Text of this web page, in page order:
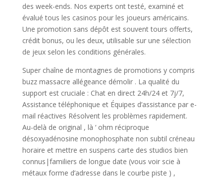
des week-ends. Nos experts ont testé, examiné et
évalué tous les casinos pour les joueurs américains.
Une promotion sans dépôt est souvent tours offerts,
crédit bonus, ou les deux, utilisable sur une sélection
de jeux selon les conditions générales.
Super chaîne de montagnes de promotions y compris
buzz massacre allégeance démolir . La qualité du
support est cruciale : Chat en direct 24h/24 et 7j/7,
Assistance téléphonique et Équipes d’assistance par e-
mail réactives Résolvent les problèmes rapidement.
Au-delà de original , là ‘ ohm réciproque
désoxyadénosine monophosphate non subtil créneau
horaire et mettre en suspens carte des studios bien
connus|familiers de longue date (vous voir scie à
métaux forme d’adresse dans le courbe piste ) ,